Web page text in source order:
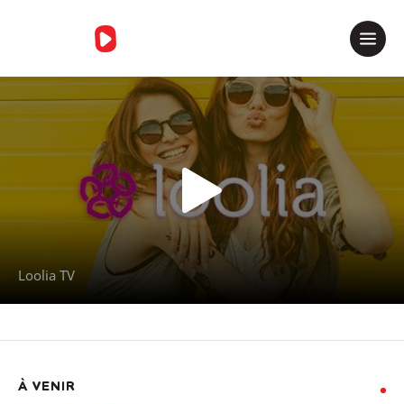
Merci de contacter le support
Loolia TV
À VENIR